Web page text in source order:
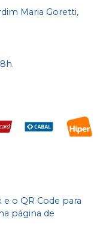
Maria Goretti,
e o QR Code para
página de